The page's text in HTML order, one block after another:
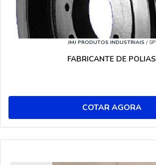
JMJ PRODUTOS INDUSTRIAIS / SP
FABRICANTE DE POLIAS
COTAR AGORA